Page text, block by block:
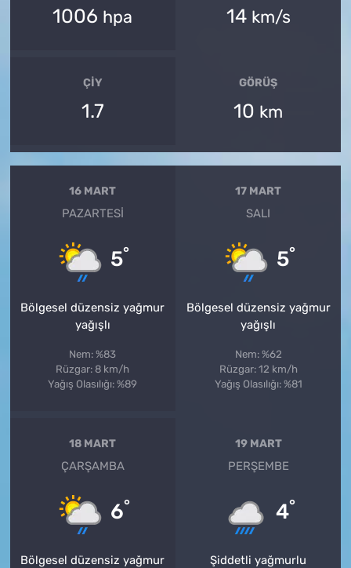
1006 hpa 14 km/s
ÇIY
1.7
GÖRÜŞ
10 km
16 MART
PAZARTESI
5°
Bölgesel düzensiz yağmur
yağışlı
Nem: %83
Rüzgar: 8 km/h
Yağış Olasılığı: %89
17 MART
SALI
5°
Bölgesel düzensiz yağmur
yağışlı
Nem: %62
Rüzgar: 12 km/h
Yağış Olasılığı: %81
18 MART
ÇARŞAMBA
6°
Bölgesel düzensiz yağmur
19 MART
PERŞEMBE
4°
Şiddetli yağmurlu